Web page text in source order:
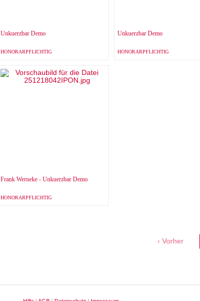
Unkuerzbar Demo
HONORARPFLICHTIG
Unkuerzbar Demo
HONORARPFLICHTIG
Frank Werneke - Unkuerzbar Demo
HONORARPFLICHTIG
‹ Vorher